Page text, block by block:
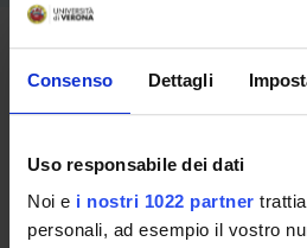
Consenso Dettagli
Uso responsabile dei dati
Noi e i nostri 1022 partner
personali, ad esempio il vostro
How to apply
ADMISSION REQUIREMENTS :
Diploma di scuola secondaria di
EVALUATION CRITERIA FOR
Non è prevista selezione dei